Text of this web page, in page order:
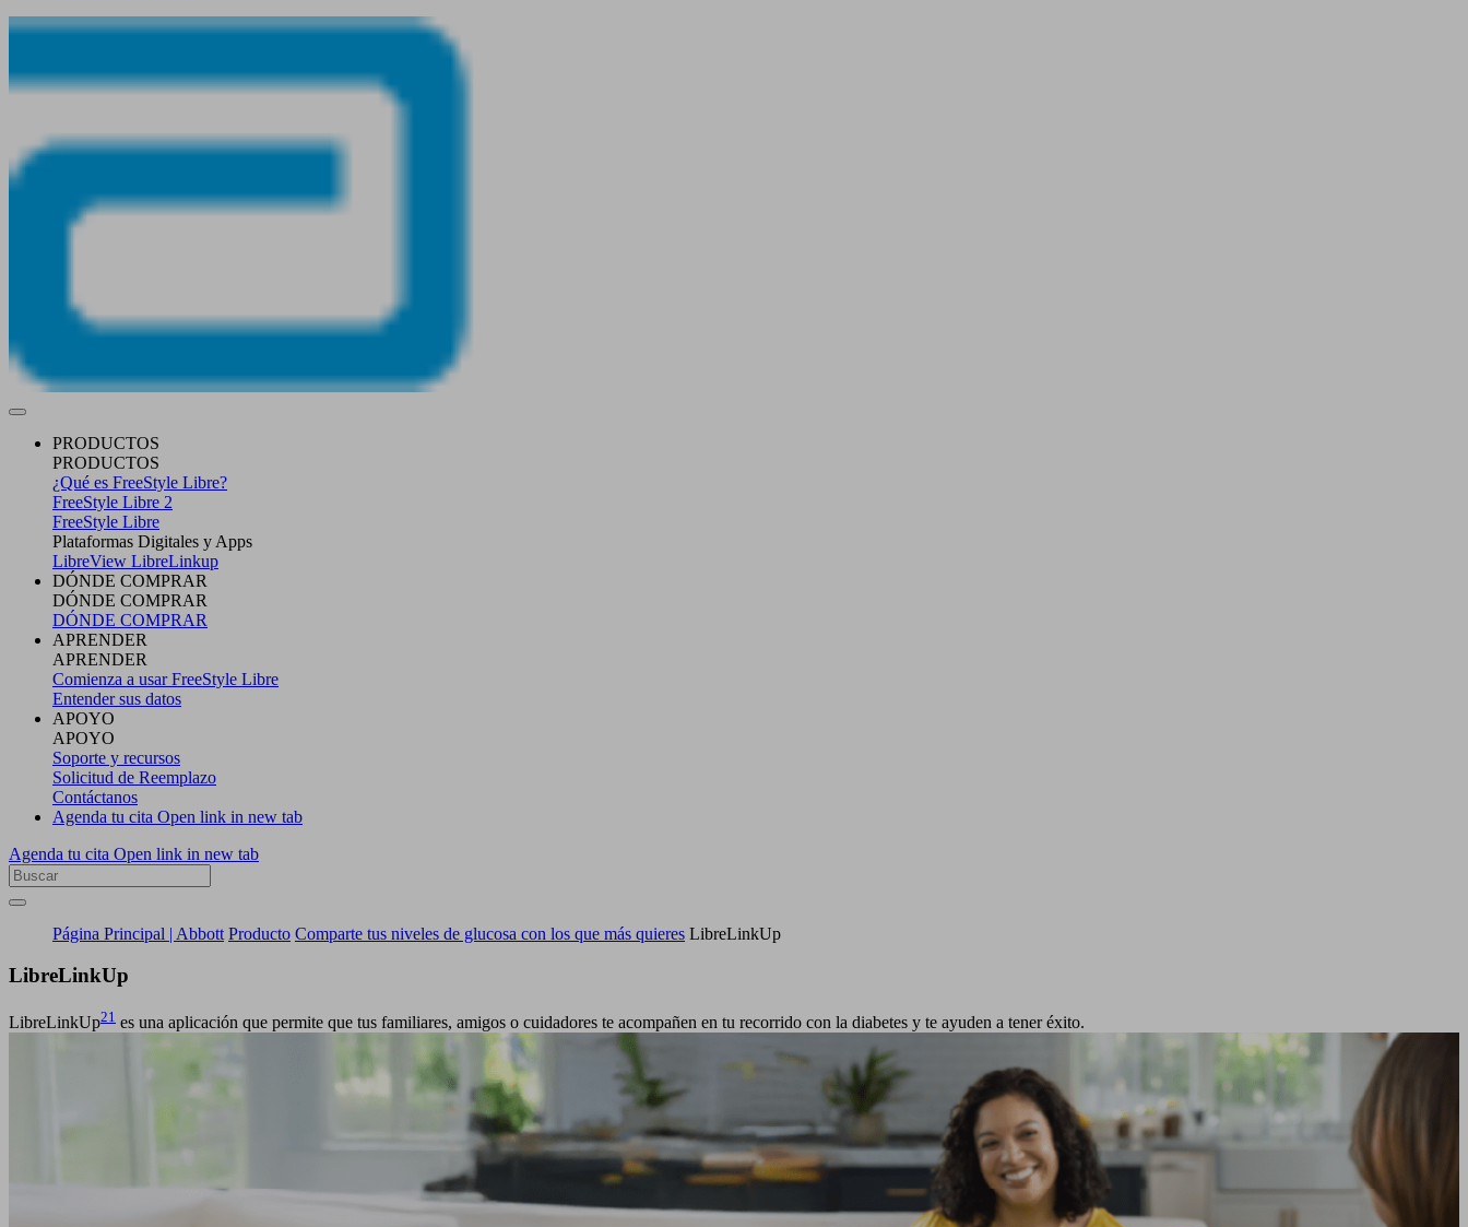
PRODUCTOS
PRODUCTOS
¿Qué es FreeStyle Libre?
FreeStyle Libre 2
FreeStyle Libre
Plataformas Digitales y Apps
LibreView LibreLinkup
DÓNDE COMPRAR
DÓNDE COMPRAR
DÓNDE COMPRAR
APRENDER
APRENDER
Comienza a usar FreeStyle Libre
Entender sus datos
APOYO
APOYO
Soporte y recursos
Solicitud de Reemplazo
Contáctanos
Agenda tu cita Open link in new tab
Agenda tu cita Open link in new tab
Página Principal | Abbott Producto Comparte tus niveles de glucosa con los que más quieres LibreLinkUp
LibreLinkUp
LibreLinkUp21 es una aplicación que permite que tus familiares, amigos o cuidadores te acompañen en tu recorrido con la diabetes y te ayuden a tener éxito.